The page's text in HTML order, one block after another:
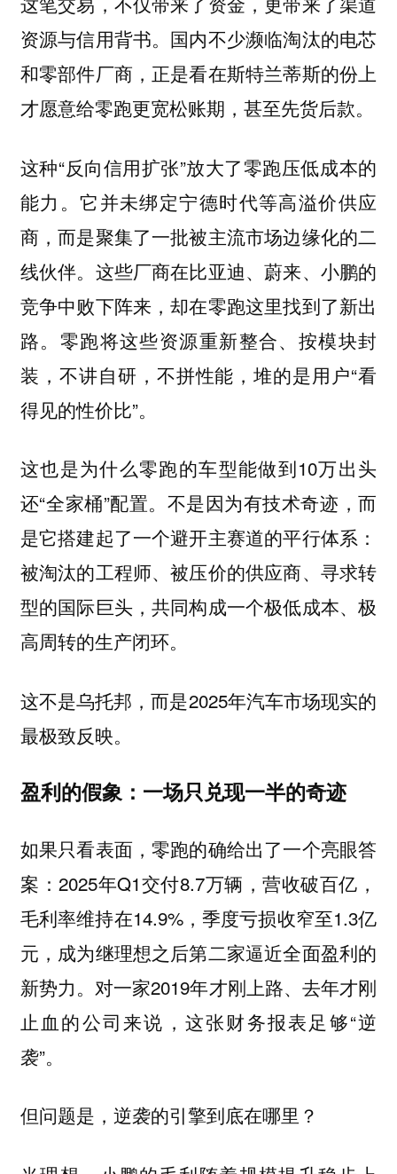
资源与信用背书。国内不少濒临淘汰的电芯
和零部件厂商，正是看在斯特兰蒂斯的份上
才愿意给零跑更宽松账期，甚至先货后款。
这种“反向信用扩张”放大了零跑压低成本的
能力。它并未绑定宁德时代等高溢价供应
商，而是聚集了一批被主流市场边缘化的二
线伙伴。这些厂商在比亚迪、蔚来、小鹏的
竞争中败下阵来，却在零跑这里找到了新出
路。零跑将这些资源重新整合、按模块封
装，不讲自研，不拼性能，堆的是用户“看
得见的性价比”。
这也是为什么零跑的车型能做到10万出头
还“全家桶”配置。不是因为有技术奇迹，而
是它搭建起了一个避开主赛道的平行体系：
被淘汰的工程师、被压价的供应商、寻求转
型的国际巨头，共同构成一个极低成本、极
高周转的生产闭环。
这不是乌托邦，而是2025年汽车市场现实的
最极致反映。
盈利的假象：一场只兑现一半的奇迹
如果只看表面，零跑的确给出了一个亮眼答
案：2025年Q1交付8.7万辆，营收破百亿，
毛利率维持在14.9%，季度亏损收窄至1.3亿
元，成为继理想之后第二家逼近全面盈利的
新势力。对一家2019年才刚上路、去年才刚
止血的公司来说，这张财务报表足够“逆
袭”。
但问题是，逆袭的引擎到底在哪里？